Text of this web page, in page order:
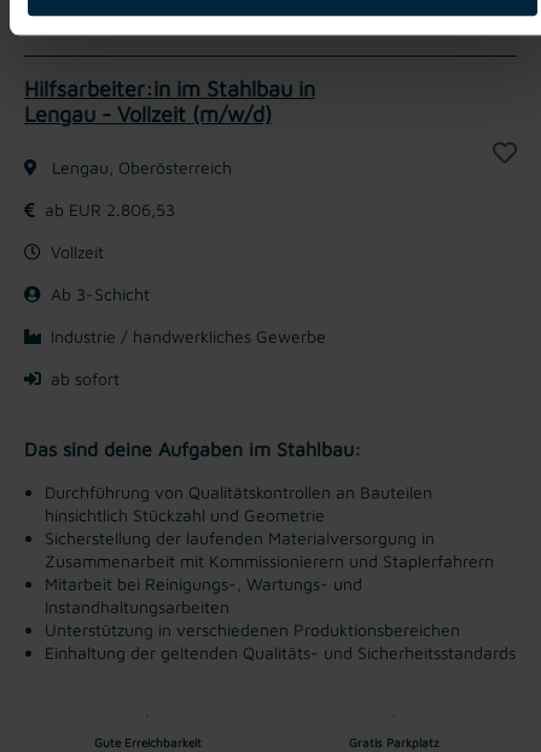
Hilfsarbeiter:in im Stahlbau in
Lengau - Vollzeit (m/w/d)
Lengau, Oberösterreich
ab EUR 2.806,53
Vollzeit
Ab 3-Schicht
Industrie / handwerkliches Gewerbe
ab sofort
Das sind deine Aufgaben im Stahlbau:
Durchführung von Qualitätskontrollen an Bauteilen
hinsichtlich Stückzahl und Geometrie
Sicherstellung der laufenden Materialversorgung in
Zusammenarbeit mit Kommissionierern und Staplerfahrern
Mitarbeit bei Reinigungs-, Wartungs- und
Instandhaltungsarbeiten
Unterstützung in verschiedenen Produktionsbereichen
Einhaltung der geltenden Qualitäts- und Sicherheitsstandards
Gute Erreichbarkeit Gratis Parkplatz